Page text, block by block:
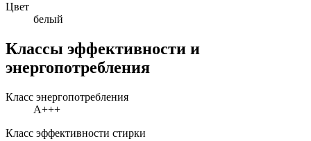
Цвет
белый
Классы эффективности и
энергопотребления
Класс энергопотребления
A+++
Класс эффективности стирки